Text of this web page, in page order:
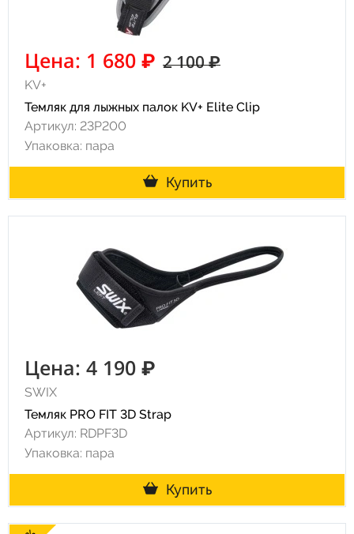
Цена: 1 680 ₽ 2 100 ₽
KV+
Темляк для лыжных палок KV+ Elite Clip
Артикул: 23P200
Упаковка: пара
Купить
Цена: 4 190 ₽
SWIX
Темляк PRO FIT 3D Strap
Артикул: RDPF3D
Упаковка: пара
Купить